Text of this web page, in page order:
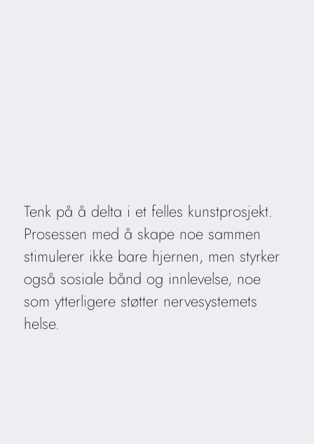
Tenk på å delta i et felles kunstprosjekt.
Prosessen med å skape noe sammen
stimulerer ikke bare hjernen, men styrker
også sosiale bånd og innlevelse, noe
som ytterligere støtter nervesystemets
helse.